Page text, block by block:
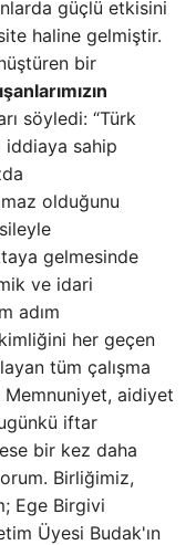
güçlü etkisini
haline gelmiştir.
bir
söyledi: “Türk
sahip
olduğunu
gelmesinde
ve idari
adım
her geçen
tüm çalışma
aidiyet
iftar
bir kez daha
Birliğimiz,
Ege Birgivi
Üyesi Budak'ın